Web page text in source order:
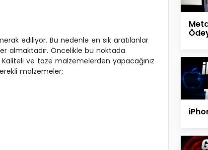
ediliyor. Bu nedenle en sık aratılanlar
almaktadır. Öncelikle bu noktada
ve taze malzemelerden yapacağınız
malzemeler;